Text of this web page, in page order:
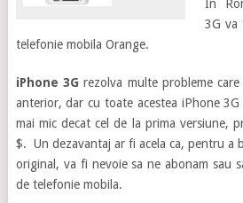
In
3G va
telefonie mobila Orange.
iPhone 3G rezolva multe probleme
anterior, dar cu toate acestea iPhone
mai mic decat cel de la prima versiune,
$. Un dezavantaj ar fi acela ca, pentru a
original, va fi nevoie sa ne abonam sau
de telefonie mobila.